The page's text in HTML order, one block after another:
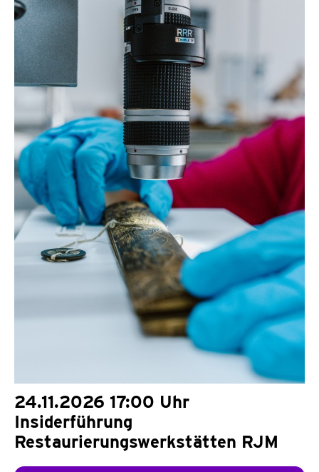
24.11.2026 17:00 Uhr
Insiderführung
Restaurierungswerkstätten RJM